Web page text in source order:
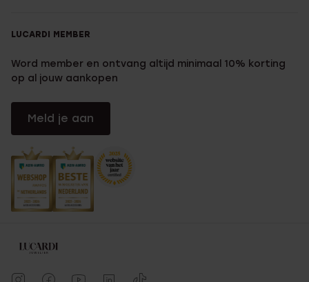
LUCARDI MEMBER
Word member en ontvang altijd minimaal 10% korting
op al jouw aankopen
Meld je aan